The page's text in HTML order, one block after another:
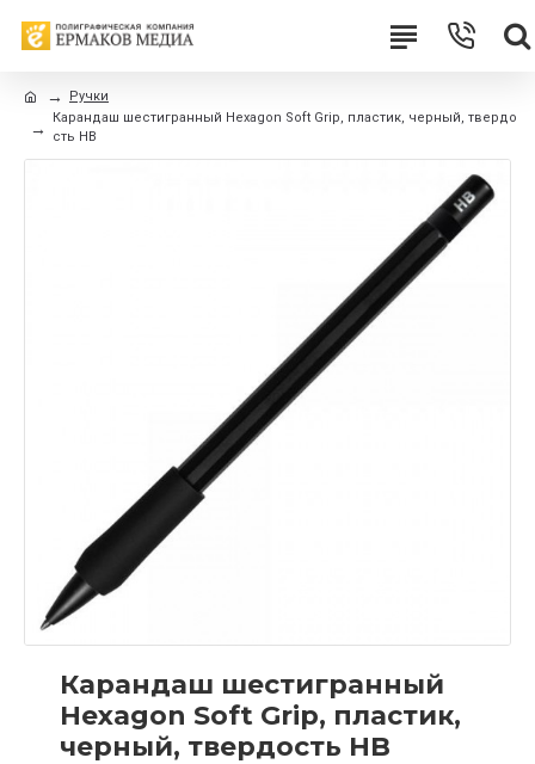
Ручки
Карандаш шестигранный Hexagon Soft Grip, пластик, черный, твердо
сть HB
Карандаш шестигранный
Hexagon Soft Grip, пластик,
черный, твердость HB